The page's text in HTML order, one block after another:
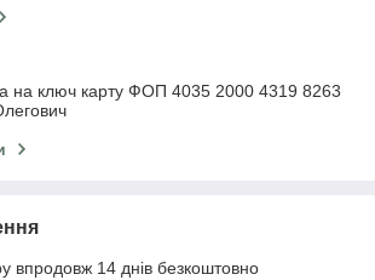
на ключ карту ФОП 4035 2000 4319 8263
впродовж 14 днів безкоштовно